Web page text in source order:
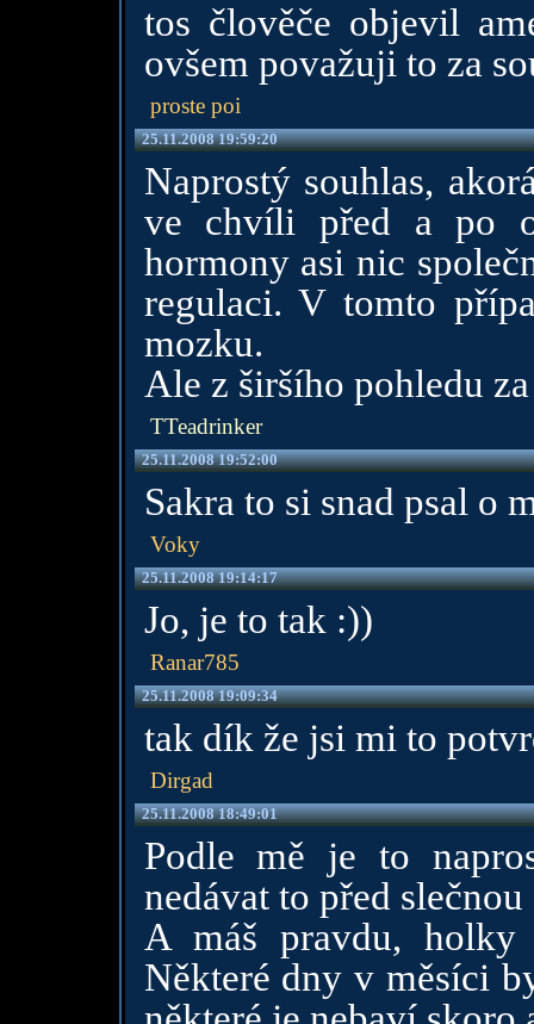
tos člověče objevil
ovšem považuji to za
proste poi
25.11.2008 19:59:20
Naprostý souhlas,
ve chvíli před a po
hormony asi nic
regulaci. V tomto
mozku.
Ale z širšího pohledu
TTeadrinker
25.11.2008 19:52:00
Sakra to si snad psal o
Voky
25.11.2008 19:14:17
Jo, je to tak :))
Ranar785
25.11.2008 19:09:34
tak dík že jsi mi to
Dirgad
25.11.2008 18:49:01
Podle mě je to
nedávat to před
A máš pravdu,
Některé dny v měsíci